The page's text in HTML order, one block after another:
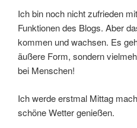
Ich bin noch nicht zufrieden
Funktionen des Blogs. Aber
kommen und wachsen. Es
äußere Form, sondern
bei Menschen!
Ich werde erstmal Mittag
schöne Wetter genießen.